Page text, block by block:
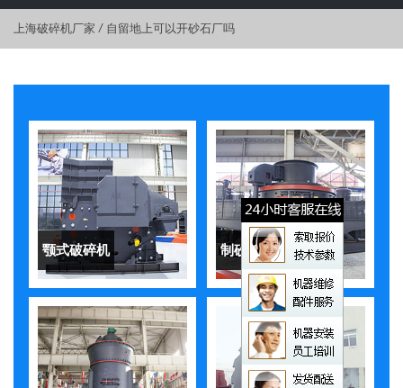
上海破碎机厂家 / 自留地上可以开砂石厂吗
颚式破碎机 制砂机